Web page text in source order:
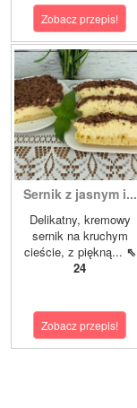
Zobacz przepis!
Sernik z jasnym i...
Delikatny, kremowy
sernik na kruchym
cieście, z piękną... ⇖
24
Zobacz przepis!